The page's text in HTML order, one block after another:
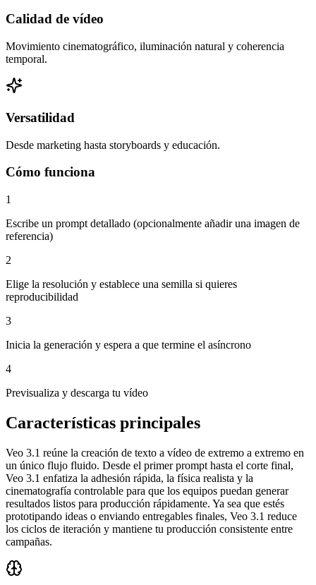
Calidad de vídeo
Movimiento cinematográfico, iluminación natural y coherencia
temporal.
Versatilidad
Desde marketing hasta storyboards y educación.
Cómo funciona
1
Escribe un prompt detallado (opcionalmente añadir una imagen de
referencia)
2
Elige la resolución y establece una semilla si quieres
reproducibilidad
3
Inicia la generación y espera a que termine el asíncrono
4
Previsualiza y descarga tu vídeo
Características principales
Veo 3.1 reúne la creación de texto a vídeo de extremo a extremo en
un único flujo fluido. Desde el primer prompt hasta el corte final,
Veo 3.1 enfatiza la adhesión rápida, la física realista y la
cinematografía controlable para que los equipos puedan generar
resultados listos para producción rápidamente. Ya sea que estés
prototipando ideas o enviando entregables finales, Veo 3.1 reduce
los ciclos de iteración y mantiene tu producción consistente entre
campañas.